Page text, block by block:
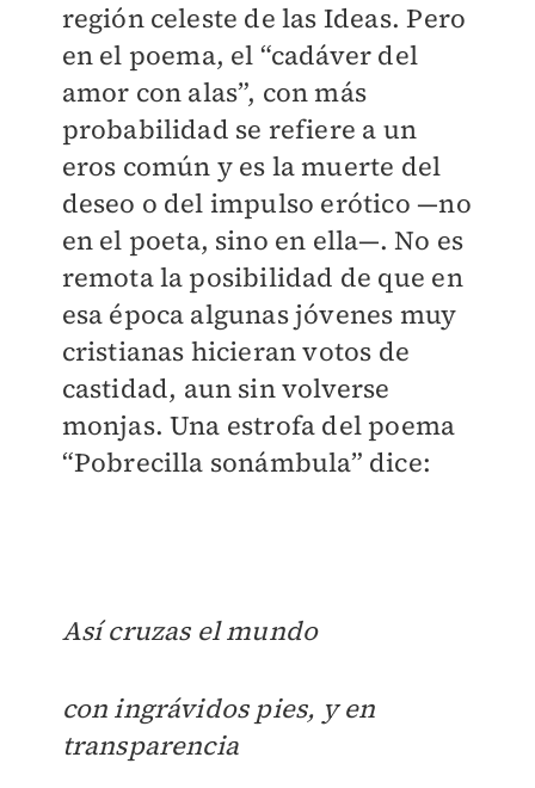
región celeste de las Ideas. Pero
en el poema, el “cadáver del
amor con alas”, con más
probabilidad se refiere a un
eros común y es la muerte del
deseo o del impulso erótico —no
en el poeta, sino en ella—. No es
remota la posibilidad de que en
esa época algunas jóvenes muy
cristianas hicieran votos de
castidad, aun sin volverse
monjas. Una estrofa del poema
“Pobrecilla sonámbula” dice:
Así cruzas el mundo
con ingrávidos pies, y en
transparencia